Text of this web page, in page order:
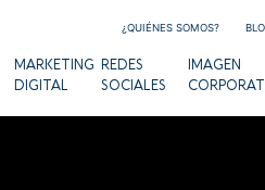
¿QUIÉNES SOMOS?
MARKETING
DIGITAL
REDES
SOCIALES
IMAGEN